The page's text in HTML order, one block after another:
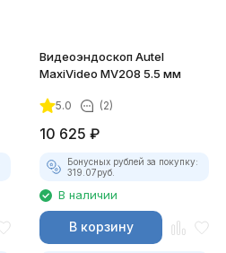
Видеоэндоскоп Autel
MaxiVideo MV208 5.5 мм
5.0 (2)
10 625 ₽
Бонусных рублей за покупку:
319.07руб.
В наличии
В корзину